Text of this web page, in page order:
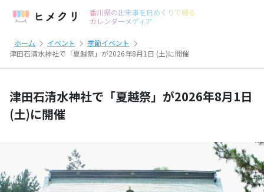
香川県の出来事を日めくりで綴る
カレンダーメディア
ホーム イベント
季節イベント
津田石清水神社で「夏越祭」が2026年8月1日 (土)に開催
津田石清水神社で「夏越祭」が2026年8月1日
(土)に開催